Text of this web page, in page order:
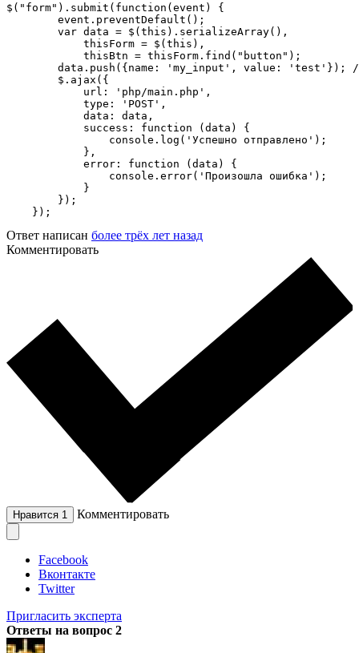
$("form").submit(function(event) {
        event.preventDefault();
        var data = $(this).serializeArray(),
            thisForm = $(this),
            thisBtn = thisForm.find("button");
data.push({name: 'my_input', value: 'test'});
        $.ajax({
            url: 'php/main.php',
            type: 'POST',
            data: data,
            success: function (data) {
                console.log('Успешно отправлено');
            },
            error: function (data) {
                console.error('Произошла ошибка');
            }
        });
    });
Ответ написан более трёх лет назад
Комментировать
Нравится 1 Комментировать
Facebook
Вконтакте
Twitter
Пригласить эксперта
Ответы на вопрос 2